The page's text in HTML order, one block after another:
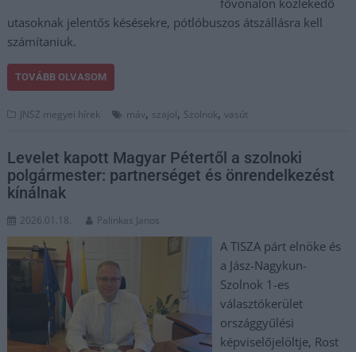
utasoknak jelentős késésekre, pótlóbuszos átszállásra kell
számítaniuk.
TOVÁBB OLVASOM
JNSZ megyei hírek máv, szajol, Szolnok,vasút
Levelet kapott Magyar Pétertől a szolnoki
polgármester: partnerséget és önrendelkezést
kínálnak
2026.01.18. Palinkas Janos
A TISZA párt elnöke és
a Jász-Nagykun-
Szolnok 1-es
választókerület
országgyűlési
képviselőjelöltje, Rost